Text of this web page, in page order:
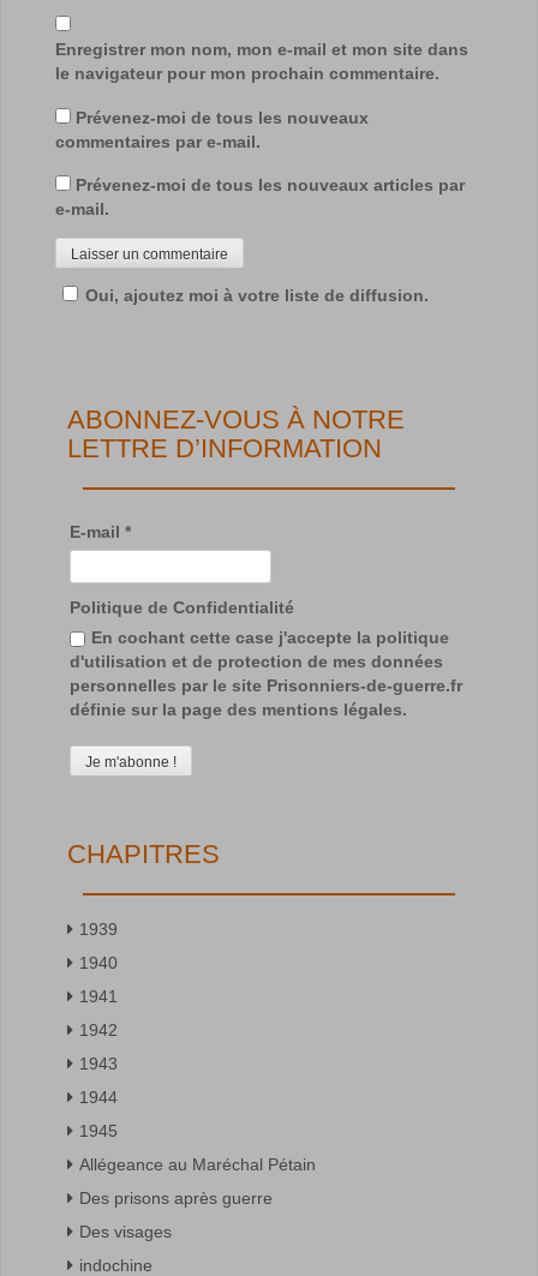
Enregistrer mon nom, mon e-mail et mon site dans
le navigateur pour mon prochain commentaire.
Prévenez-moi de tous les nouveaux
commentaires par e-mail.
Prévenez-moi de tous les nouveaux articles par
e-mail.
Oui, ajoutez moi à votre liste de diffusion.
ABONNEZ-VOUS À NOTRE
LETTRE D’INFORMATION
E-mail *
Politique de Confidentialité
En cochant cette case j'accepte la politique
d'utilisation et de protection de mes données
personnelles par le site Prisonniers-de-guerre.fr
définie sur la page des mentions légales.
CHAPITRES
1939
1940
1941
1942
1943
1944
1945
Allégeance au Maréchal Pétain
Des prisons après guerre
Des visages
indochine